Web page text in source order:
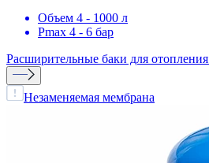
Объем 4 - 1000 л
Pmax 4 - 6 бар
Расширительные баки для отопления
Незаменяемая мембрана